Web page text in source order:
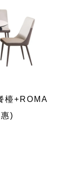
檯+ROMA
)